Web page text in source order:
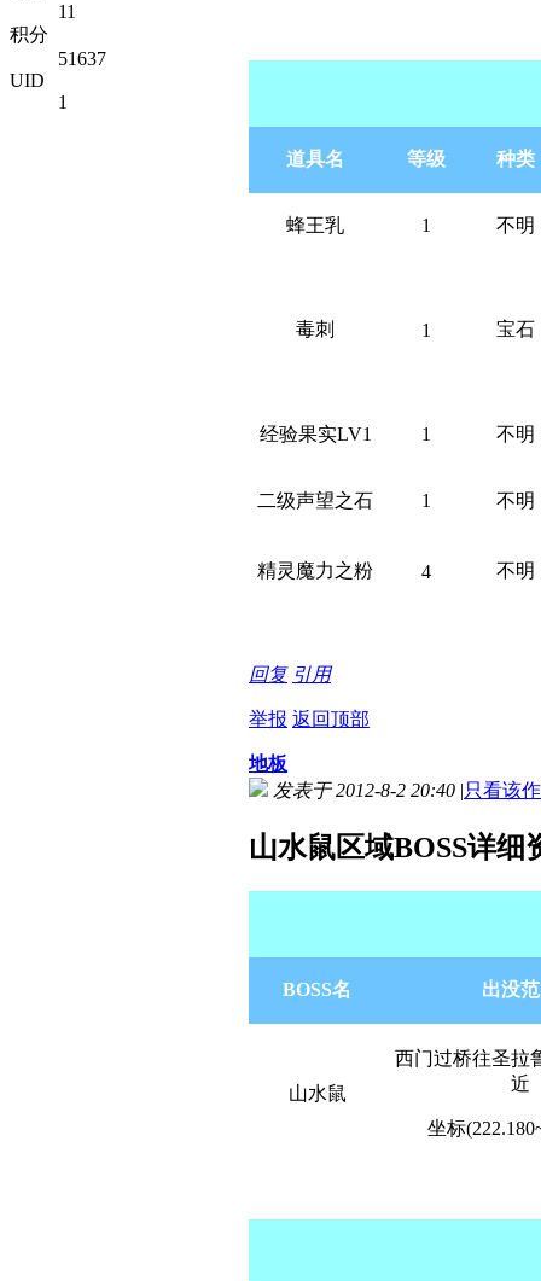
11
积分
51637
UID
1
道具名 等级 种类
蜂王乳 1 不明
毒刺 1 宝石
经验果实LV1 1 不明
二级声望之石 1 不明
精灵魔力之粉 4 不明
回复 引用
举报 返回顶部
地板
发表于 2012-8-2 20:40 |只看该
山水鼠区域BOSS详细
BOSS名 出没
山水鼠
西门过桥往圣拉
近
坐标